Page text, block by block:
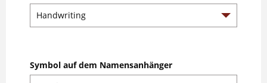
Symbol auf dem Namensanhänger